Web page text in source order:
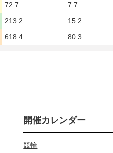
72.7 7.7
213.2 15.2
618.4 80.3
開催カレンダー
競輪